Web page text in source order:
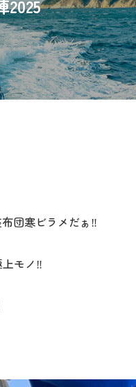
団寒ビラメだぁ‼️
モノ‼️